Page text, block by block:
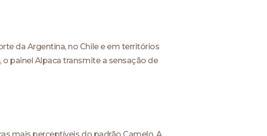
da Argentina, no Chile e em territórios
o painel Alpaca transmite a sensação de